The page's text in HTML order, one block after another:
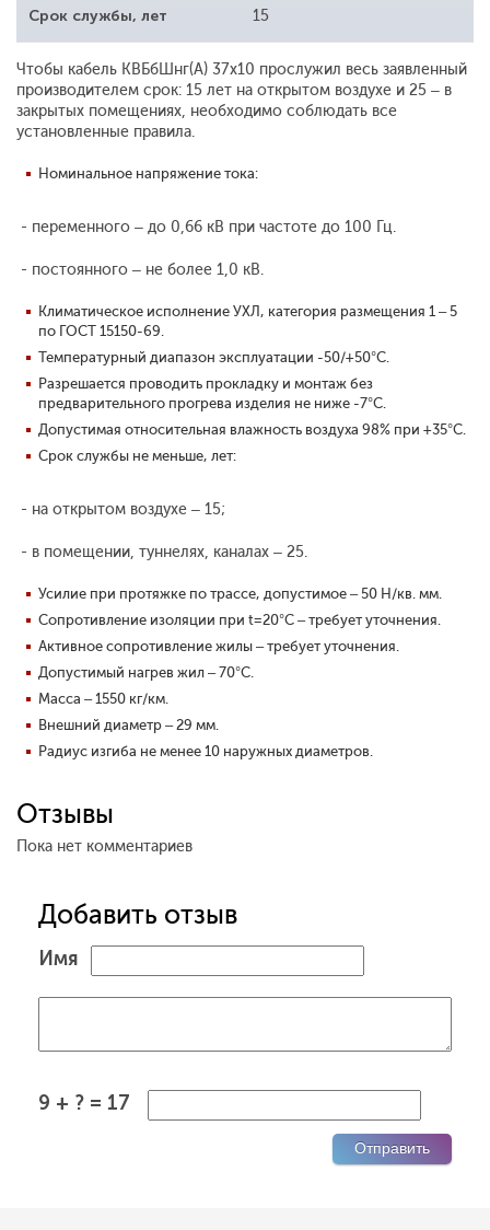
Срок службы, лет 15
Чтобы кабель КВБбШнг(А) 37х10 прослужил весь заявленный
производителем срок: 15 лет на открытом воздухе и 25 – в
закрытых помещениях, необходимо соблюдать все
установленные правила.
Номинальное напряжение тока:
- переменного – до 0,66 кВ при частоте до 100 Гц.
- постоянного – не более 1,0 кВ.
Климатическое исполнение УХЛ, категория размещения 1 – 5
по ГОСТ 15150-69.
Температурный диапазон эксплуатации -50/+50°С.
Разрешается проводить прокладку и монтаж без
предварительного прогрева изделия не ниже -7°С.
Допустимая относительная влажность воздуха 98% при +35°С.
Срок службы не меньше, лет:
- на открытом воздухе – 15;
- в помещении, туннелях, каналах – 25.
Усилие при протяжке по трассе, допустимое – 50 Н/кв. мм.
Сопротивление изоляции при t=20°С – требует уточнения.
Активное сопротивление жилы – требует уточнения.
Допустимый нагрев жил – 70°С.
Масса – 1550 кг/км.
Внешний диаметр – 29 мм.
Радиус изгиба не менее 10 наружных диаметров.
Отзывы
Пока нет комментариев
Добавить отзыв
Имя
9 + ? = 17